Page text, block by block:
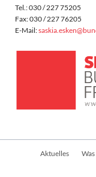
Tel.: 030 / 227 75205
Fax: 030 / 227 76205
E-Mail:
Navigation
Aktuelles